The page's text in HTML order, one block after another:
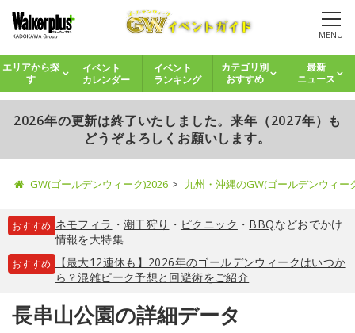
MENU
エリアから探
す
イベント
カレンダー
イベント
ランキング
カテゴリ別
おすすめ
最新
ニュース
2026年の更新は終了いたしました。来年（2027年）も
どうぞよろしくお願いします。
GW(ゴールデンウィーク)2026 九州・沖縄のGW(ゴールデンウィ
おすすめ ネモフィラ ・ 潮干狩り ・ ピクニック ・ BBQなどおでかけ
情報を大特集
おすすめ
【最大12連休も】2026年のゴールデンウィークはいつか
ら？混雑ピーク予想と回避術をご紹介
長串山公園の詳細データ